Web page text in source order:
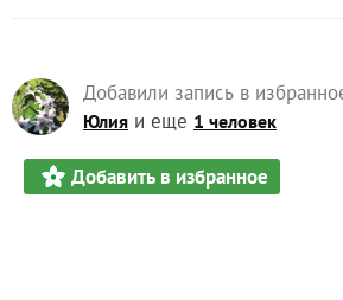
Добавили запись в
Юлия и еще 1 человек
Добавить в избранное